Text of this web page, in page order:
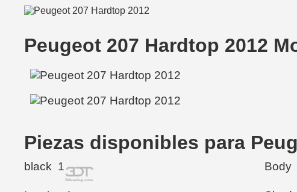
Peugeot 207 Hardtop 2012
Piezas disponibles para
black 1 Body